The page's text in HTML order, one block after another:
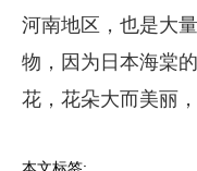
河南地区，也是大
物，因为日本海棠
花，花朵大而美丽
本文标签: